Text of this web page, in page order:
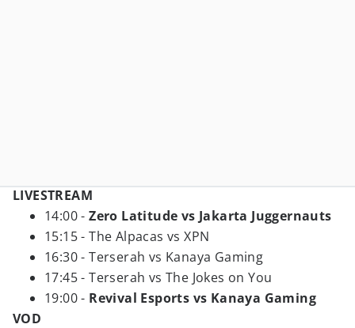
LIVESTREAM
14:00 -Zero Latitude vs Jakarta Juggernauts
15:15 - The Alpacas vs XPN
16:30 - Terserah vs Kanaya Gaming
17:45 - Terserah vs The Jokes on You
19:00 - Revival Esports vs Kanaya Gaming
VOD